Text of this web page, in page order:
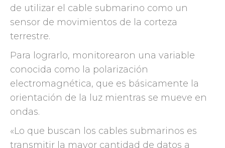
de utilizar el cable submarino como un
sensor de movimientos de la corteza
terrestre.
Para lograrlo, monitorearon una variable
conocida como la polarización
electromagnética, que es básicamente la
orientación de la luz mientras se mueve en
ondas.
«Lo que buscan los cables submarinos es
transmitir la mayor cantidad de datos a